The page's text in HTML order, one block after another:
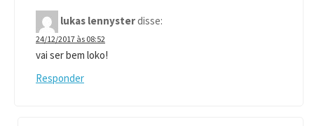
lukas lennysterdisse:
24/12/2017 às 08:52
vai ser bem loko!
Responder